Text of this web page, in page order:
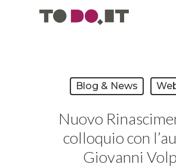
Blog & News
Nuovo
colloquio con
Giovanni